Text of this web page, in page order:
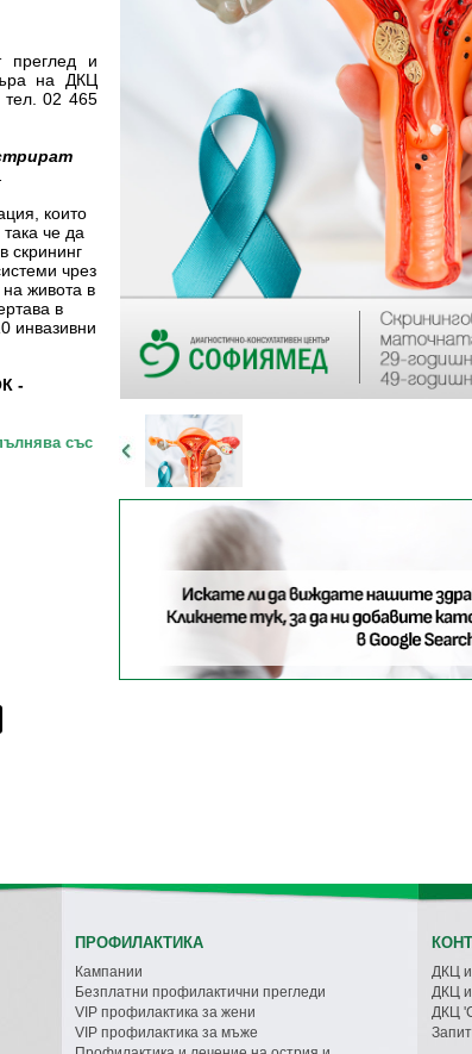
преглед и
на ДКЦ
02 465
които
че да
скрининг
чрез
живота в
в
инвазивни
-
със
ПРОФИЛАКТИКА
Кампании
Безплатни профилактични прегледи
VIP профилактика за жени
VIP профилактика за мъже
ДКЦ
ДКЦ
ДКЦ